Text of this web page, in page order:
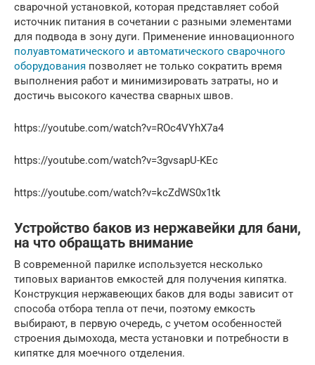
сварочной установкой, которая представляет собой
источник питания в сочетании с разными элементами
для подвода в зону дуги. Применение инновационного
полуавтоматического и автоматического сварочного
оборудования позволяет не только сократить время
выполнения работ и минимизировать затраты, но и
достичь высокого качества сварных швов.
https://youtube.com/watch?v=ROc4VYhX7a4
https://youtube.com/watch?v=3gvsapU-KEc
https://youtube.com/watch?v=kcZdWS0x1tk
Устройство баков из нержавейки для бани,
на что обращать внимание
В современной парилке используется несколько
типовых вариантов емкостей для получения кипятка.
Конструкция нержавеющих баков для воды зависит от
способа отбора тепла от печи, поэтому емкость
выбирают, в первую очередь, с учетом особенностей
строения дымохода, места установки и потребности в
кипятке для моечного отделения.